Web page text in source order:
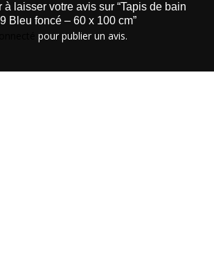
à laisser votre avis sur “Tapis de bain
Bleu foncé – 60 x 100 cm”
pour publier un avis.